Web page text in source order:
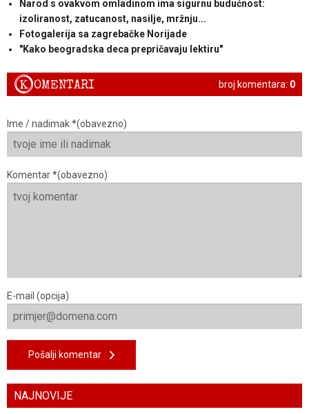
Narod s ovakvom omladinom ima sigurnu budućnost:
izoliranost, zatucanost, nasilje, mržnju...
Fotogalerija sa zagrebačke Norijade
"Kako beogradska deca prepričavaju lektiru"
broj komentara: 0
KOMENTARI
Ime / nadimak *(obavezno)
Komentar *(obavezno)
E-mail (opcija)
Pošalji komentar
NAJNOVIJE